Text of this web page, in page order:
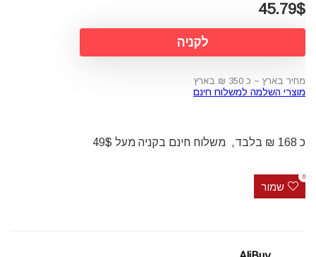
45.79$
לקניה
מחיר בארץ ~ כ 350 ₪ בארץ
מוצרי השלמה למשלוח חינם
כ 168 ₪ בלבד, משלוח חינם בקניה מעל 49$
שמור
0